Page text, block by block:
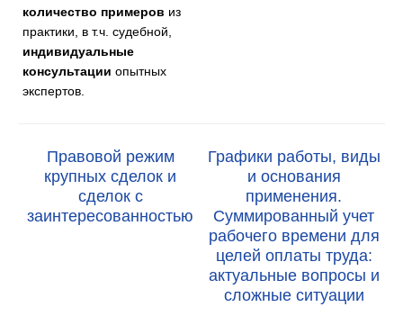
количество примеров из
практики, в т.ч. судебной,
индивидуальные
консультации опытных
экспертов.
Правовой режим
крупных сделок и
сделок с
заинтересованностью
Графики работы, виды
и основания
применения.
Суммированный учет
рабочего времени для
целей оплаты труда:
актуальные вопросы и
сложные ситуации